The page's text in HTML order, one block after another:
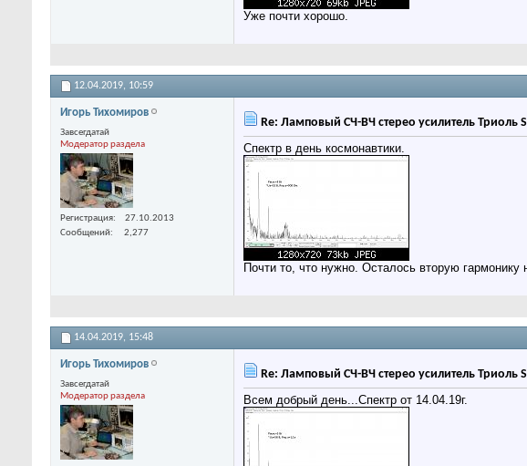
Уже почти хорошо.
12.04.2019, 10:59
Игорь Тихомиров
Завсегдатай
Модератор раздела
Регистрация
27.10.2013
Сообщений
2,277
Re: Ламповый СЧ-ВЧ стерео усилитель Триоль
Спектр в день космонавтики.
Почти то, что нужно. Осталось вторую
14.04.2019, 15:48
Игорь Тихомиров
Завсегдатай
Модератор раздела
Re: Ламповый СЧ-ВЧ стерео усилитель Триоль
Всем добрый день...Спектр от 14.04.19г.